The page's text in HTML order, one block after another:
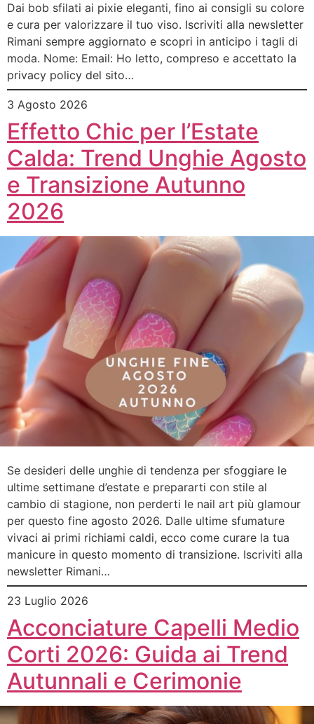
Dai bob sfilati ai pixie eleganti, fino ai consigli su colore
e cura per valorizzare il tuo viso. Iscriviti alla newsletter
Rimani sempre aggiornato e scopri in anticipo i tagli di
moda. Nome: Email: Ho letto, compreso e accettato la
privacy policy del sito…
3 Agosto 2026
Effetto Chic per l’Estate
Calda: Trend Unghie Agosto
e Transizione Autunno
2026
Se desideri delle unghie di tendenza per sfoggiare le
ultime settimane d’estate e prepararti con stile al
cambio di stagione, non perderti le nail art più glamour
per questo fine agosto 2026. Dalle ultime sfumature
vivaci ai primi richiami caldi, ecco come curare la tua
manicure in questo momento di transizione. Iscriviti alla
newsletter Rimani…
23 Luglio 2026
Acconciature Capelli Medio
Corti 2026: Guida ai Trend
Autunnali e Cerimonie